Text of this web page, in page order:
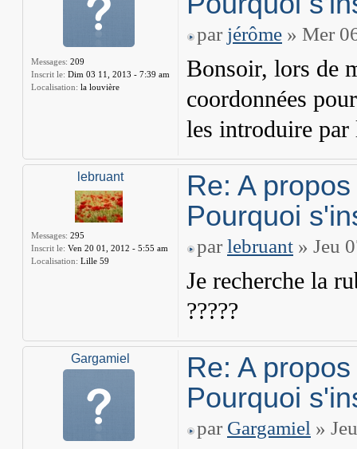
Messages: 209
Inscrit le: Dim 03 11, 2013 - 7:39 am
Localisation: la louvière
par jérôme » Mer
Bonsoir, lors de
coordonnées
les introduire
lebruant
Messages: 295
Inscrit le: Ven 20 01, 2012 - 5:55 am
Localisation: Lille 59
Re: A
Pourquoi
par lebruant » Jeu
Je recherche la
?????
Gargamiel
Re: A
Pourquoi
par Gargamiel »